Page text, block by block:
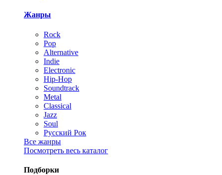
Жанры
Rock
Pop
Alternative
Indie
Electronic
Hip-Hop
Soundtrack
Metal
Classical
Jazz
Soul
Русский Рок
Все жанры
Посмотреть весь каталог
Подборки